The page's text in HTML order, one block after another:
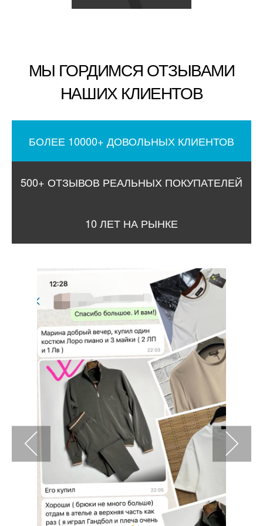
МЫ ГОРДИМСЯ ОТЗЫВАМИ
НАШИХ КЛИЕНТОВ
БОЛЕЕ 10000+ ДОВОЛЬНЫХ КЛИЕНТОВ
500+ ОТЗЫВОВ РЕАЛЬНЫХ ПОКУПАТЕЛЕЙ
10 ЛЕТ НА РЫНКЕ